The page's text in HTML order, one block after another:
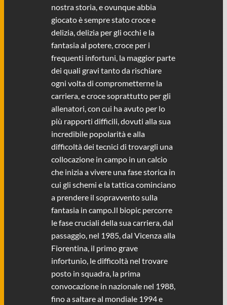
nostra storia, e ovunque abbia
giocato è sempre stato croce e
delizia, delizia per gli occhi e la
fantasia al potere, croce per i
frequenti infortuni, la maggior parte
dei quali gravi tanto da rischiare
ogni volta di comprometterne la
carriera, e croce soprattutto per gli
allenatori, con cui ha avuto per lo
più rapporti difficili, dovuti alla sua
incredibile popolarità e alla
difficoltà dei tecnici di trovargli una
collocazione in campo in un calcio
che inizia a vivere una fase storica in
cui gli schemi e la tattica cominciano
a prendere il sopravvento sulla
fantasia in campo.Il biopic percorre
le fase cruciali della sua carriera, dal
passaggio, nel 1985, dal Vicenza alla
Fiorentina, il primo grave
infortunio, le difficoltà nel trovare
posto in squadra, la prima
convocazione in nazionale nel 1988,
fino a saltare al mondiale 1994 e